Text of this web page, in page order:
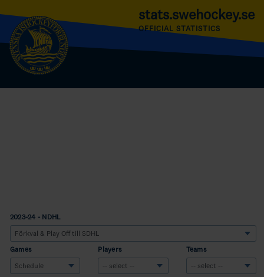
stats.swehockey.se
OFFICIAL STATISTICS
2023-24 - NDHL
Games Players Teams